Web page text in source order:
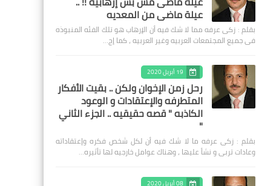
عيلة ماضى من المعديه
بقلم : زكى عرفه مما لا شك فيه أن الإرهاب هو تلك الفئه المنبوذه
فى جميع المجتمعات العربيه وغير العربيه ، كما إج…
19 أبريل 2020
رحل زمن الإخوان ولكن .. بقيت الأفكار
المتطرفه والإعتقادات و الوعود
الكاذبه " قصه حقيقيه .. الجزء الثاني
"
بقلم : زكى عرفه ‎ما لا شك فيه أن لكل شخص فكره وإعتقاداته
وعادات تربى و نشأ عليها ، وهناك عوامل خارجيه لها تأثيره…
08 أبريل 2020